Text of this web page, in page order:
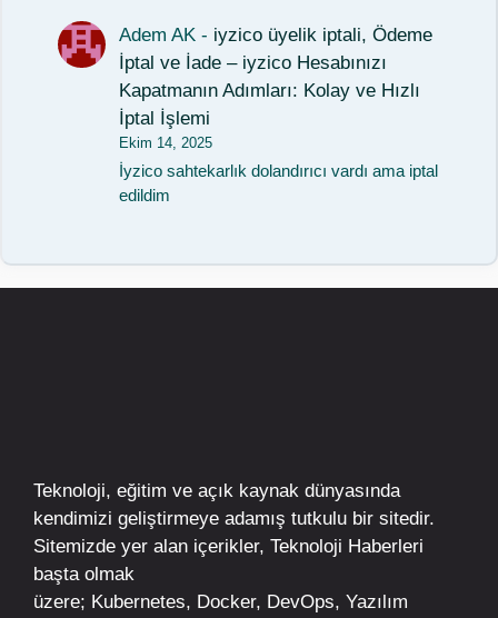
Adem AK - iyzico üyelik iptali, Ödeme
İptal ve İade – iyzico Hesabınızı
Kapatmanın Adımları: Kolay ve Hızlı
İptal İşlemi
Ekim 14, 2025
İyzico sahtekarlık dolandırıcı vardı ama iptal
edildim
Teknoloji, eğitim ve açık kaynak dünyasında
kendimizi geliştirmeye adamış tutkulu bir sitedir.
Sitemizde yer alan içerikler, Teknoloji Haberleri
başta olmak
üzere; Kubernetes, Docker, DevOps, Yazılım